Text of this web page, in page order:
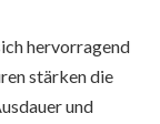
hervorragend
stärken die
und